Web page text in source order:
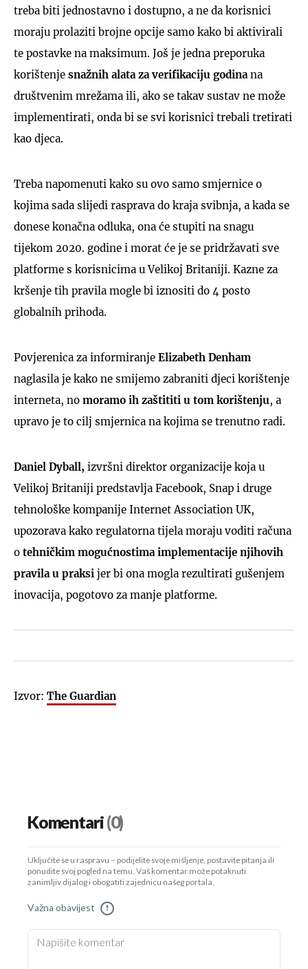
treba biti jednostavno i dostupno, a ne da korisnici
moraju prolaziti brojne opcije samo kako bi aktivirali
te postavke na maksimum. Još je jedna preporuka
korištenje snažnih alata za verifikaciju godina na
društvenim mrežama ili, ako se takav sustav ne može
implementirati, onda bi se svi korisnici trebali tretirati
kao djeca.
Treba napomenuti kako su ovo samo smjernice o
kojima sada slijedi rasprava do kraja svibnja, a kada se
donese konačna odluka, ona će stupiti na snagu
tijekom 2020. godine i morat će je se pridržavati sve
platforme s korisnicima u Velikoj Britaniji. Kazne za
kršenje tih pravila mogle bi iznositi do 4 posto
globalnih prihoda.
Povjerenica za informiranje Elizabeth Denham
naglasila je kako ne smijemo zabraniti djeci korištenje
interneta, no moramo ih zaštititi u tom korištenju, a
upravo je to cilj smjernica na kojima se trenutno radi.
Daniel Dyball, izvršni direktor organizacije koja u
Velikoj Britaniji predstavlja Facebook, Snap i druge
tehnološke kompanije Internet Association UK,
upozorava kako regulatorna tijela moraju voditi računa
o tehničkim mogućnostima implementacije njihovih
pravila u praksi jer bi ona mogla rezultirati gušenjem
inovacija, pogotovo za manje platforme.
Izvor: The Guardian
Komentari(0)
Uključite se u raspravu – podijelite svoje mišljenje, postavite pitanja ili
ponudite svoj pogled na temu. Vaš komentar može potaknuti
zanimljiv dijalog i obogatiti zajednicu našeg portala.
Važna obavijest !